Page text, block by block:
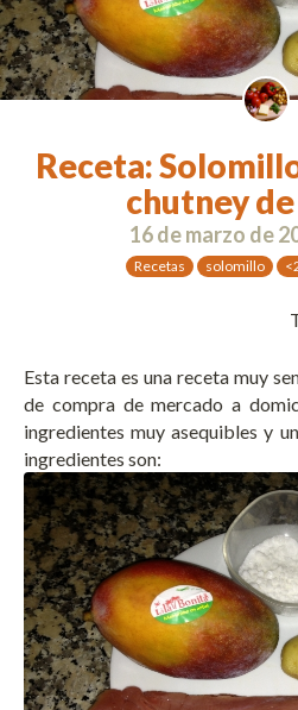
Receta:
chutney
16 de marzo de
Recetas solomillo
Esta receta es una receta muy
de compra de mercado a
ingredientes muy asequibles y
ingredientes son: